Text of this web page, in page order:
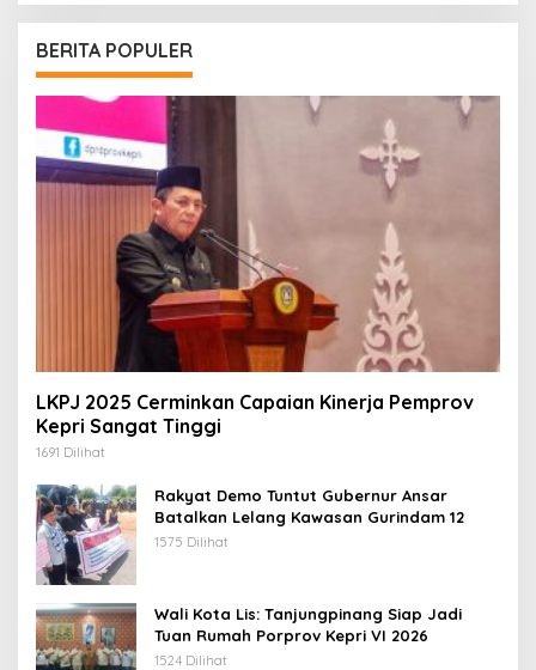
BERITA POPULER
LKPJ 2025 Cerminkan Capaian Kinerja Pemprov
Kepri Sangat Tinggi
1691 Dilihat
Rakyat Demo Tuntut Gubernur Ansar
Batalkan Lelang Kawasan Gurindam 12
1575 Dilihat
Wali Kota Lis: Tanjungpinang Siap Jadi
Tuan Rumah Porprov Kepri VI 2026
1524 Dilihat